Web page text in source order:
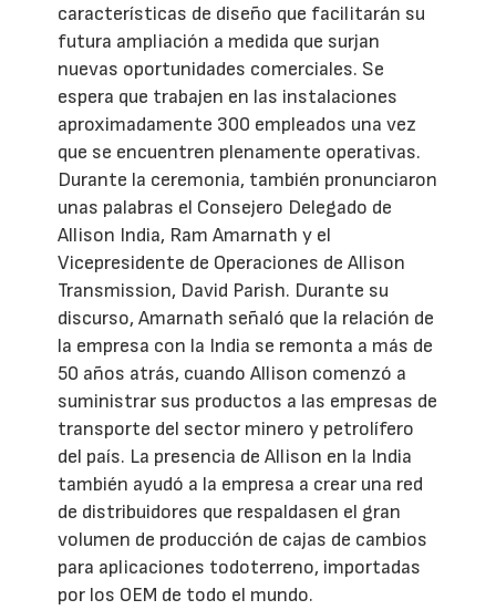
características de diseño que facilitarán su
futura ampliación a medida que surjan
nuevas oportunidades comerciales. Se
espera que trabajen en las instalaciones
aproximadamente 300 empleados una vez
que se encuentren plenamente operativas.
Durante la ceremonia, también pronunciaron
unas palabras el Consejero Delegado de
Allison India, Ram Amarnath y el
Vicepresidente de Operaciones de Allison
Transmission, David Parish. Durante su
discurso, Amarnath señaló que la relación de
la empresa con la India se remonta a más de
50 años atrás, cuando Allison comenzó a
suministrar sus productos a las empresas de
transporte del sector minero y petrolífero
del país. La presencia de Allison en la India
también ayudó a la empresa a crear una red
de distribuidores que respaldasen el gran
volumen de producción de cajas de cambios
para aplicaciones todoterreno, importadas
por los OEM de todo el mundo.